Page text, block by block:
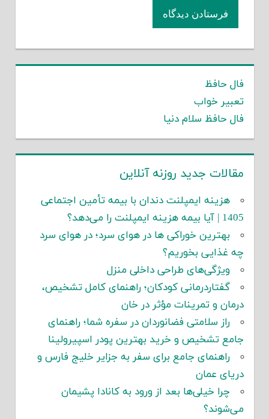
فال حافظ
تعبیر خواب
فال حافظ سلام دنیا
مقالات جدید روزنه آنلاین
هزینه ایمپلنت دندان با بیمه تأمین اجتماعی
1405 | آیا بیمه هزینه ایمپلنت را می‌دهد؟
بهترین خوراکی ها در هوای سرد؛ در هوای سرد
چه غذایی بخوریم؟
ویژگی‌های طراحی داخلی منزل
گفتاردرمانی کودکان؛ راهنمای کامل تشخیص،
درمان و تمرینات مؤثر در خان
راز سلامتی فضانوردان در سفره شما؛ راهنمای
جامع تشخیص و خرید بهترین پودر اسپیرولینا
راهنمای جامع برای سفر به جزایر خلیج فارس و
دریای عمان
چرا خیلی‌ها بعد از ورود به کانادا پشیمان
می‌شوند؟